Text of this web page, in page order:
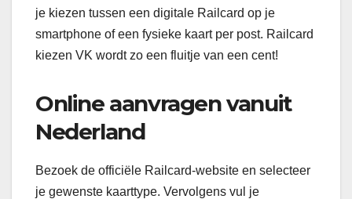
je kiezen tussen een digitale Railcard op je
smartphone of een fysieke kaart per post. Railcard
kiezen VK wordt zo een fluitje van een cent!
Online aanvragen vanuit
Nederland
Bezoek de officiële Railcard-website en selecteer
je gewenste kaarttype. Vervolgens vul je